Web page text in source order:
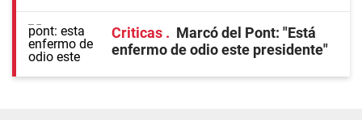
Criticas
Marcó del Pont: "Está
enfermo de odio este presidente"